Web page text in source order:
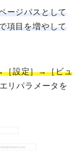
ージパスとして
項目を増やして
［設定］→［ビュ
リパラメータを